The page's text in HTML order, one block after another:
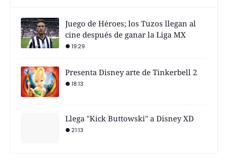
Juego de Héroes; los Tuzos llegan al
cine después de ganar la Liga MX
19:29
Presenta Disney arte de Tinkerbell 2
18:13
Llega "Kick Buttowski" a Disney XD
21:13